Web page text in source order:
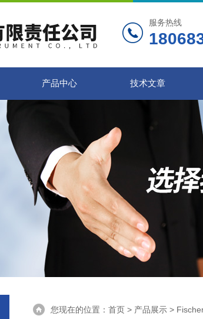
服务热线
产品中心 技术文章
您现在的位置： 首页 > 产品展示 >